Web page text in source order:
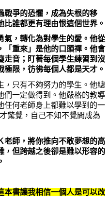
戰爭的恐懼，成為失根的移
誰都更有理由恨這個世界。
氣，轉化為對學生的愛。他從
「重來」是他的口頭禪。他會
走音； 盯著每個學生練習到沒
極限，彷彿每個人都是天才。
，只有不夠努力的學生。他總
們一定做得到。他嚴格的教導
任何老師身上都難以學到的一
驚覺，自己不知不覺間成為
老師，將你推向不敢夢想的高
，但跨越之後卻是難以形容的
本書讓我相信一個人是可以改